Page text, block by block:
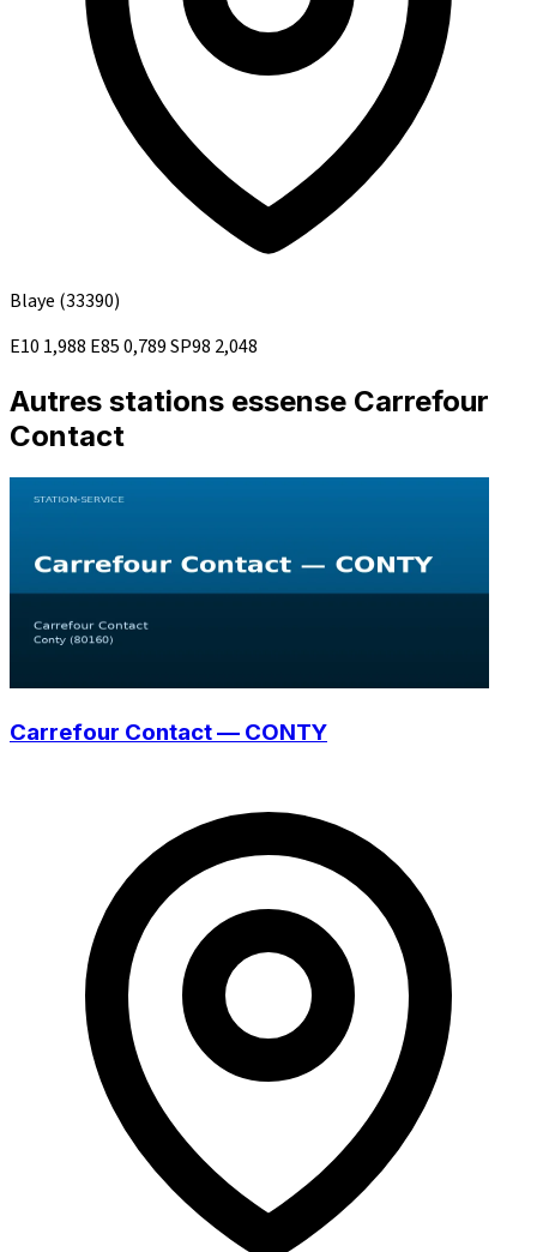
Blaye (33390)
E10 1,988 E850,789SP98 2,048
Autres stations essense Carrefour
Contact
Carrefour Contact — CONTY